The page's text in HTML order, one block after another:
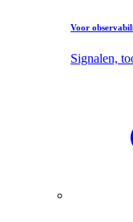
Voor
Signalen,